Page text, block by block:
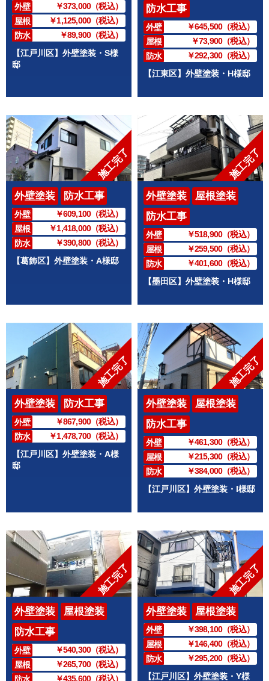
外壁
￥373,000（税込）
屋根
￥1,125,000（税込）
防水
￥89,900（税込）
【江戸川区】外壁塗装・S様
邸
防水工事
外壁
￥645,500（税込）
屋根
￥73,900（税込）
防水
￥292,300（税込）
【江東区】外壁塗装・H様邸
施工完了
外壁塗装 防水工事
外壁
￥609,100（税込）
屋根
￥1,418,000（税込）
防水
￥390,800（税込）
【葛飾区】外壁塗装・A様邸
施工完了
外壁塗装
屋根塗装
防水工事
外壁
￥518,900（税込）
屋根
￥259,500（税込）
防水
￥401,600（税込）
【墨田区】外壁塗装・H様邸
施工完了
外壁塗装 防水工事
外壁
￥867,900（税込）
防水
￥1,478,700（税込）
【江戸川区】外壁塗装・A様
邸
施工完了
外壁塗装
屋根塗装
防水工事
外壁
￥461,300（税込）
屋根
￥215,300（税込）
防水
￥384,000（税込）
【江戸川区】外壁塗装・I様邸
施工完了
外壁塗装
屋根塗装
防水工事
外壁
￥540,300（税込）
屋根
￥265,700（税込）
防水
￥435,600（税込）
施工完了
外壁塗装 屋根塗装
外壁
￥398,100（税込）
屋根
￥146,400（税込）
防水
￥295,200（税込）
【江戸川区】外壁塗装・Y様